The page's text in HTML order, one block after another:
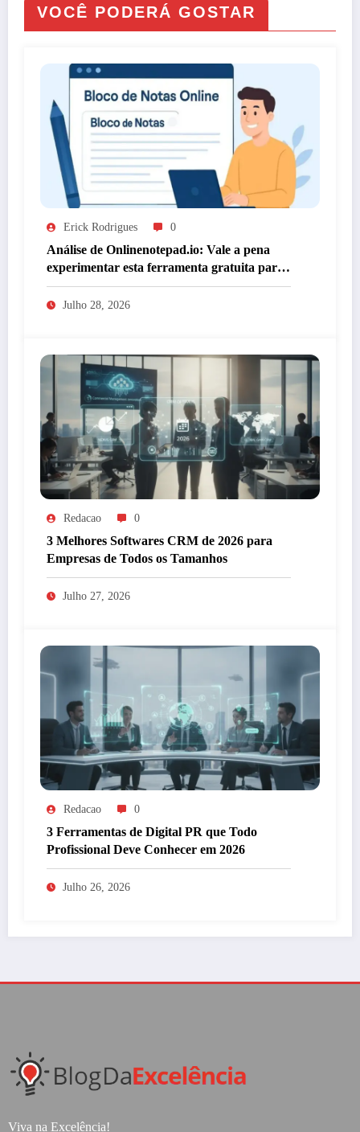
VOCÊ PODERÁ GOSTAR
Erick Rodrigues 0
Análise de Onlinenotepad.io: Vale a pena
experimentar esta ferramenta gratuita para
anotações?
Julho 28, 2026
Redacao 0
3 Melhores Softwares CRM de 2026 para
Empresas de Todos os Tamanhos
Julho 27, 2026
Redacao 0
3 Ferramentas de Digital PR que Todo
Profissional Deve Conhecer em 2026
Julho 26, 2026
Viva na Excelência!